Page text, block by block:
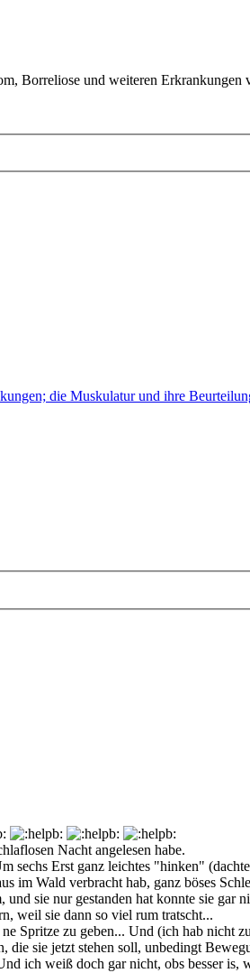
Borreliose und weiteren Erkrankungen
die Muskulatur und ihre
Nacht angelesen habe.
sechs Erst ganz leichtes "hinken"
im Wald verbracht hab, ganz böses
sie nur gestanden hat konnte sie gar
weil sie dann so viel rum tratscht...
Spritze zu geben... Und (ich hab
die sie jetzt stehen soll, unbedingt
ich weiß doch gar nicht, obs besser is,